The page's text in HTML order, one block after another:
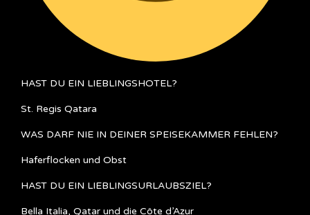
HAST DU EIN LIEBLINGSHOTEL?
St. Regis Qatara
WAS DARF NIE IN DEINER SPEISEKAMMER FEHLEN?
Haferflocken und Obst
HAST DU EIN LIEBLINGSURLAUBSZIEL?
Bella Italia, Qatar und die Côte d’Azur